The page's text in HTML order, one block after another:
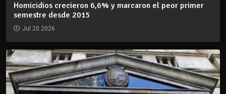
Homicidios crecieron 6,6% y marcaron el peor primer
semestre desde 2015
Jul 20 2026